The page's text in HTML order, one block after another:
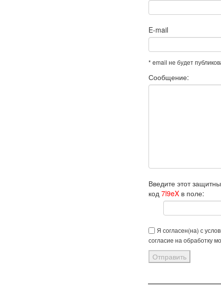
E-mail
* email не будет
Сообщение:
Введите этот
код 7l9eX в поле:
Я согласен(на) с
согласие на обработку